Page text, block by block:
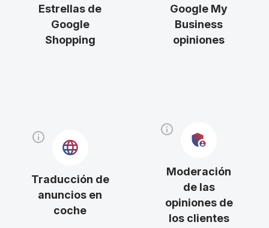
Estrellas de
Google
Shopping
Google My
Business
opiniones
Traducción de
anuncios en
coche
Moderación
de las
opiniones de
los clientes